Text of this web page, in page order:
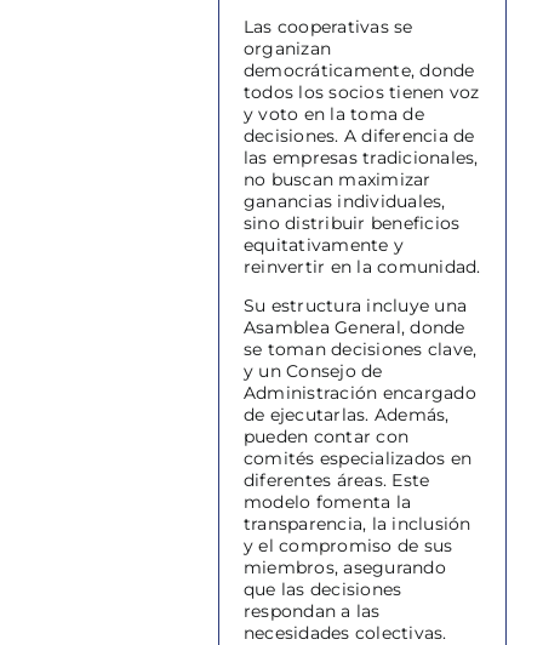
Las cooperativas se
organizan
democráticamente, donde
todos los socios tienen voz
y voto en la toma de
decisiones. A diferencia de
las empresas tradicionales,
no buscan maximizar
ganancias individuales,
sino distribuir beneficios
equitativamente y
reinvertir en la comunidad.
Su estructura incluye una
Asamblea General, donde
se toman decisiones clave,
y un Consejo de
Administración encargado
de ejecutarlas. Además,
pueden contar con
comités especializados en
diferentes áreas. Este
modelo fomenta la
transparencia, la inclusión
y el compromiso de sus
miembros, asegurando
que las decisiones
respondan a las
necesidades colectivas.